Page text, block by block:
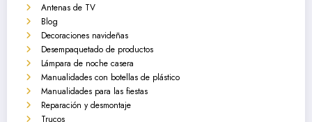
Antenas de TV
Blog
Decoraciones navideñas
Desempaquetado de productos
Lámpara de noche casera
Manualidades con botellas de plástico
Manualidades para las fiestas
Reparación y desmontaje
Trucos